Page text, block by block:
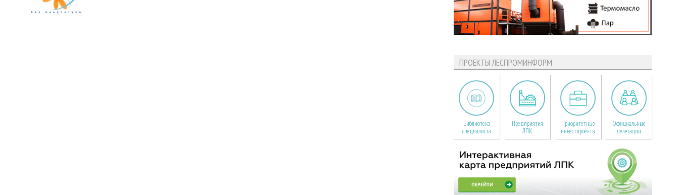
ПРОЕКТЫ ЛЕСПРОМИНФОРМ
Библиотека
специалиста
Предприятия
ЛПК
Приоритетные
инвестпроекты
Официальные
делегации